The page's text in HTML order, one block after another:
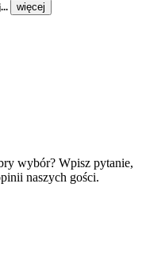
więcej
wybór? Wpisz pytanie,
naszych gości.